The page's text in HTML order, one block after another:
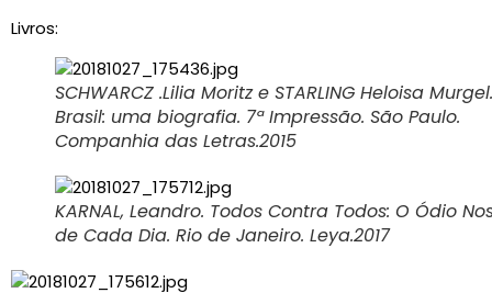
Livros:
SCHWARCZ .Lilia Moritz e STARLING Heloisa Murgel.
Brasil: uma biografia. 7ª Impressão. São Paulo.
Companhia das Letras.2015
KARNAL, Leandro. Todos Contra Todos: O Ódio
de Cada Dia. Rio de Janeiro. Leya.2017